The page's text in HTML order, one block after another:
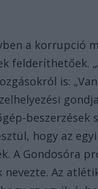
a korrupció
felderíthetőek.
is:
beszerzések
hogy az
A Gondosóra
Az